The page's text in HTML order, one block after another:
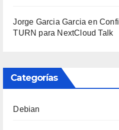
Jorge Garcia Garcia en
TURN para NextCloud Talk
Categorías
Debian